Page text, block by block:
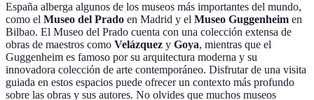
España alberga algunos de los museos más importantes del mundo,
como el Museo del Prado en Madrid y el Museo Guggenheim en
Bilbao. El Museo del Prado cuenta con una colección extensa de
obras de maestros como Velázquez y Goya, mientras que el
Guggenheim es famoso por su arquitectura moderna y su
innovadora colección de arte contemporáneo. Disfrutar de una visita
guiada en estos espacios puede ofrecer un contexto más profundo
sobre las obras y sus autores. No olvides que muchos museos